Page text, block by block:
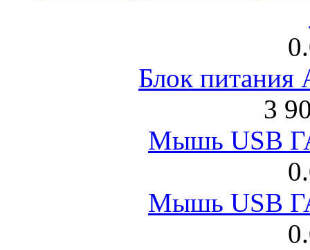
Блок питания
3
Мышь USB
Мышь USB